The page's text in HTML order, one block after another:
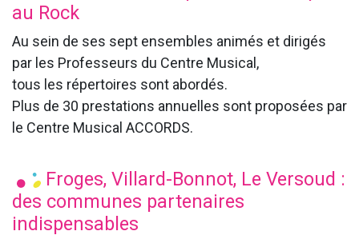
au Rock
Au sein de ses sept ensembles animés et dirigés
par les Professeurs du Centre Musical,
tous les répertoires sont abordés.
Plus de 30 prestations annuelles sont proposées par
le Centre Musical ACCORDS.
Froges, Villard-Bonnot, Le Versoud :
des communes partenaires
indispensables​